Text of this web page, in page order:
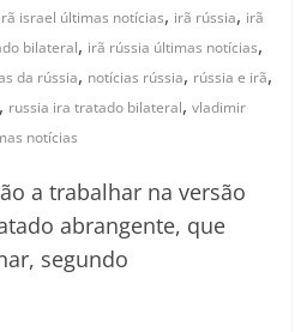
irã israel últimas notícias, irã rússia, irã
bilateral, irã rússia últimas notícias,
da rússia, notícias rússia, rússia e irã,
, russia ira tratado bilateral,vladimir
notícias
a trabalhar na versão
abrangente, que
segundo